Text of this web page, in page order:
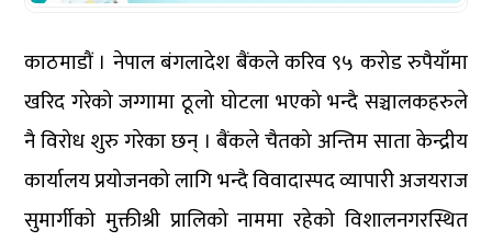
काठमाडौं । नेपाल बंगलादेश बैंकले करिव ९५ करोड रुपैयाँमा
खरिद गरेको जग्गामा ठूलो घोटला भएको भन्दै सञ्चालकहरुले
नै विरोध शुरु गरेका छन् । बैंकले चैतको अन्तिम साता केन्द्रीय
कार्यालय प्रयोजनको लागि भन्दै विवादास्पद व्यापारी अजयराज
सुमार्गीको मुक्तीश्री प्रालिको नाममा रहेको विशालनगरस्थित